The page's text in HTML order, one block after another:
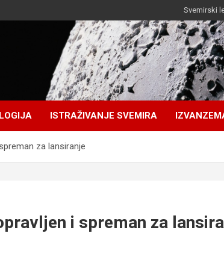
Svemirski
ISTRAŽIVANJE SVEMIRA
za lansiranje
i spreman za